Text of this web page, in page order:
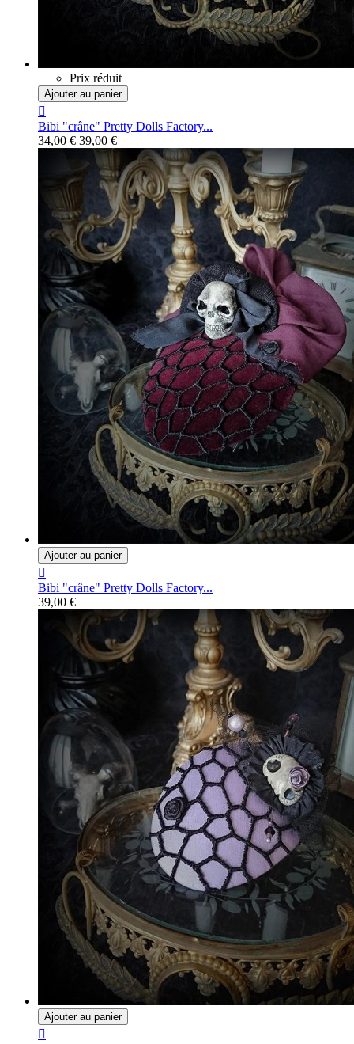
Prix réduit
Ajouter au panier

Bibi "crâne" Pretty Dolls Factory...
34,00 € 39,00 €
Ajouter au panier

Bibi "crâne" Pretty Dolls Factory...
39,00 €
Ajouter au panier
